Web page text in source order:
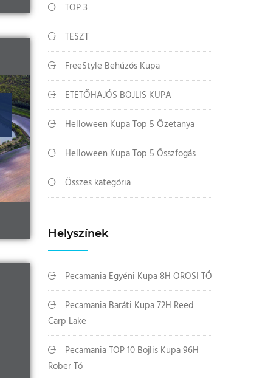
TOP 3
TESZT
FreeStyle Behúzós Kupa
ETETŐHAJÓS BOJLIS KUPA
Helloween Kupa Top 5 Őzetanya
Helloween Kupa Top 5 Összfogás
Összes kategória
Helyszínek
Pecamania Egyéni Kupa 8H OROSI TÓ
Pecamania Baráti Kupa 72H Reed
Carp Lake
Pecamania TOP 10 Bojlis Kupa 96H
Rober Tó